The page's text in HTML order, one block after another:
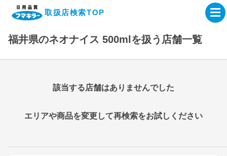
取扱店検索TOP
企業・IR情報サイト
福井県のネオナイス 500mlを扱う店舗一覧
該当する店舗はありませんでした
エリアや商品を変更して再検索をお試しください